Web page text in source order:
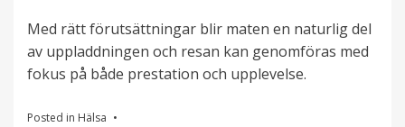
Med rätt förutsättningar blir maten en naturlig del
av uppladdningen och resan kan genomföras med
fokus på både prestation och upplevelse.
Posted in Hälsa